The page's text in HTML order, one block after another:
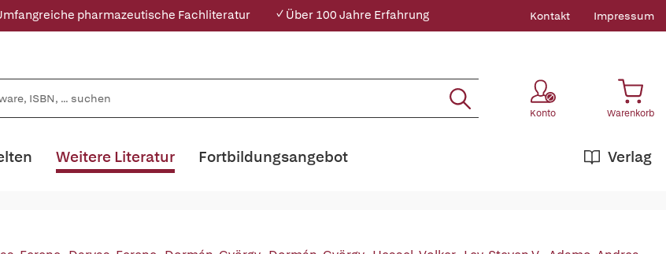
pharmazeutische Fachliteratur ✓ Über 100 Jahre Erfahrung Kontakt Impressum
Konto Warenkorb
Weitere Literatur Verlag
Fortbildungsangebot